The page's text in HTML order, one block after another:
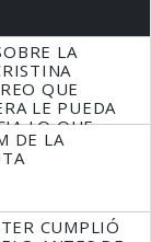
LA
QUE
LE PUEDA
LO QUE
DE LA
CUMPLIÓ